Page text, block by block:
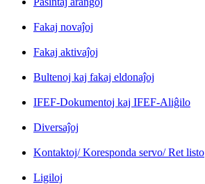
Fakaj novaĵoj
Fakaj aktivaĵoj
Bultenoj kaj fakaj eldonaĵoj
IFEF-Dokumentoj kaj IFEF-Aliĝilo
Diversaĵoj
Kontaktoj/ Koresponda servo/ Ret listo
Ligiloj